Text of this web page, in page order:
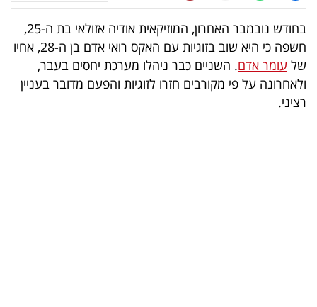
טלוויזיה
עסקי
ספורט
קריירה
בחודש נובמבר האחרון, המוזיקאית אודיה אזולאי בת ה-25,
חשפה כי היא שוב בזוגיות עם האקס רואי אדם בן ה-28, אחיו
של עומר אדם. השניים כבר ניהלו מערכת יחסים בעבר,
ולאחרונה על פי מקורבים חזרו לזוגיות והפעם מדובר בעניין
רציני.